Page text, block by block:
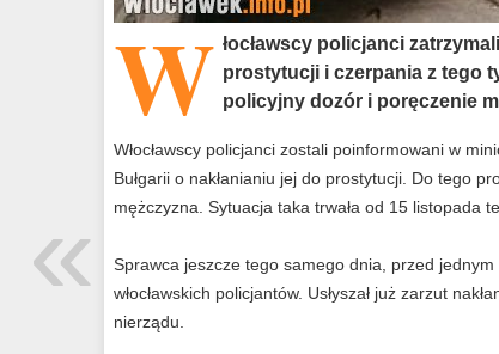
W łocławscy policjanci
prostytucji i czerpania z tego
policyjny dozór i poręczenie
Włocławscy policjanci zostali poinformowani w
Bułgarii o nakłanianiu jej do prostytucji. Do tego
mężczyzna. Sytuacja taka trwała od 15 listopada
Sprawca jeszcze tego samego dnia, przed
włocławskich policjantów. Usłyszał już zarzut
nierządu.
«